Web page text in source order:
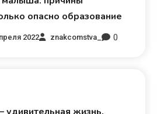
опасно образование
2022 znakcomstva_ 0